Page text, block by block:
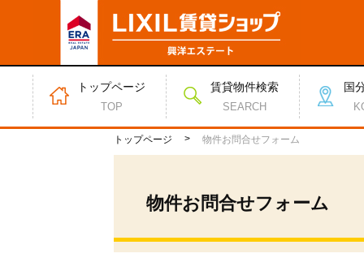
トップページ
TOP
賃貸物件検索
SEARCH
国
トップページ 物件お問合せフォーム
物件お問合せフォーム